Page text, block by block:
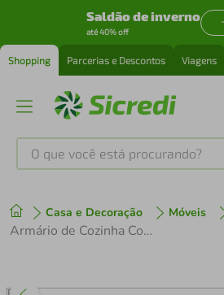
Saldão de inverno
até 40% off
Shopping Parcerias e Descontos Viagens
O que você está procurando?
Casa e Decoração Móveis
Armário de Cozinha Completa 280 cm Rustic/Cinza Lux Madesa 02
1º tenis